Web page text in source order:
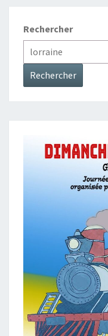
Rechercher
Rechercher